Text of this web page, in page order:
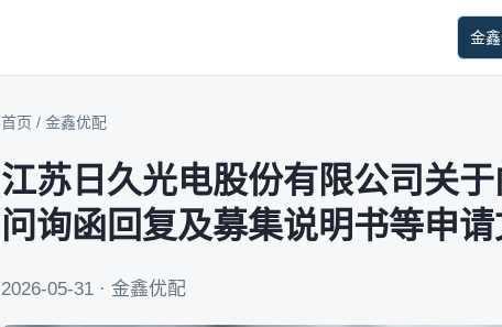
金
首页 / 金鑫优配
江苏日久光电股份有限公司关
问询函回复及募集说明书等申
2026-05-31 · 金鑫优配